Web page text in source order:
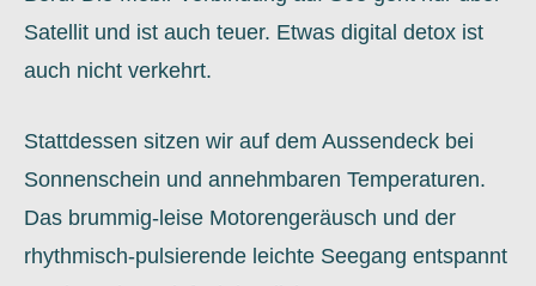
Satellit und ist auch teuer. Etwas digital detox ist
auch nicht verkehrt.
Stattdessen sitzen wir auf dem Aussendeck bei
Sonnenschein und annehmbaren Temperaturen.
Das brummig-leise Motorengeräusch und der
rhythmisch-pulsierende leichte Seegang entspannt